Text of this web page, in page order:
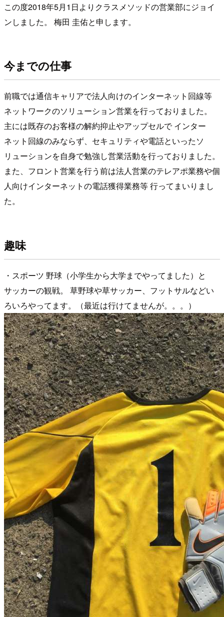
この度2018年5月1日よりクラスメソッドの営業部にジョイ
ンしました。 梅田 圭佑と申します。
今までの仕事
前職では通信キャリアで法人向けのインターネット回線等
ネットワークのソリューション営業を行っておりました。
主には既存のお客様の解約抑止やアップセルで インター
ネット回線のみならず、セキュリティや電話といったソ
リューションを自身で勉強し営業活動を行っておりました。
また、フロント営業を行う前は法人営業のテレアポ業務や個
人向けインターネットの電話獲得業務等 行ってまいりまし
た。
趣味
・スポーツ 野球（小学生から大学までやってました）と
サッカーの観戦。 草野球や草サッカー、フットサルなどい
ろいろやってます。（最近は行けてませんが。。。）